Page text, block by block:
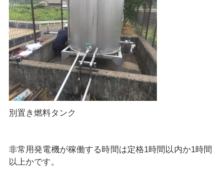
別置き燃料タンク
非常用発電機が稼働する時間は定格1時間以内か1時間
以上かです。